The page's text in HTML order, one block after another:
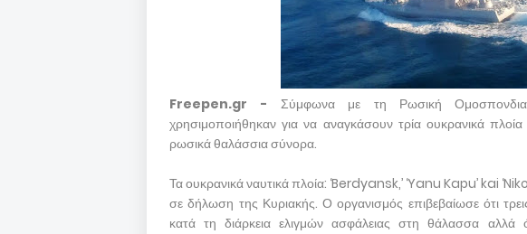
Freepen.gr - Σύμφωνα με τη Ρωσική
χρησιμοποιήθηκαν για να αναγκάσουν τρία ουκρανικά
ρωσικά θαλάσσια σύνορα.
Τα ουκρανικά ναυτικά πλοία: ‘Berdyansk,’ ‘Yanu Kapu’ kai
σε δήλωση της Κυριακής. Ο οργανισμός επιβεβαίωσε ότι
κατά τη διάρκεια ελιγμών ασφάλειας στη θάλασσα αλλά